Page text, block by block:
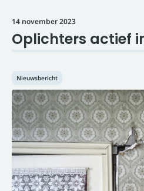
14 november 2023
Oplichters actief
Nieuwsbericht